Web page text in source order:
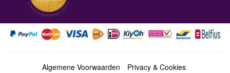
Algemene Voorwaarden
Privacy & Cookies